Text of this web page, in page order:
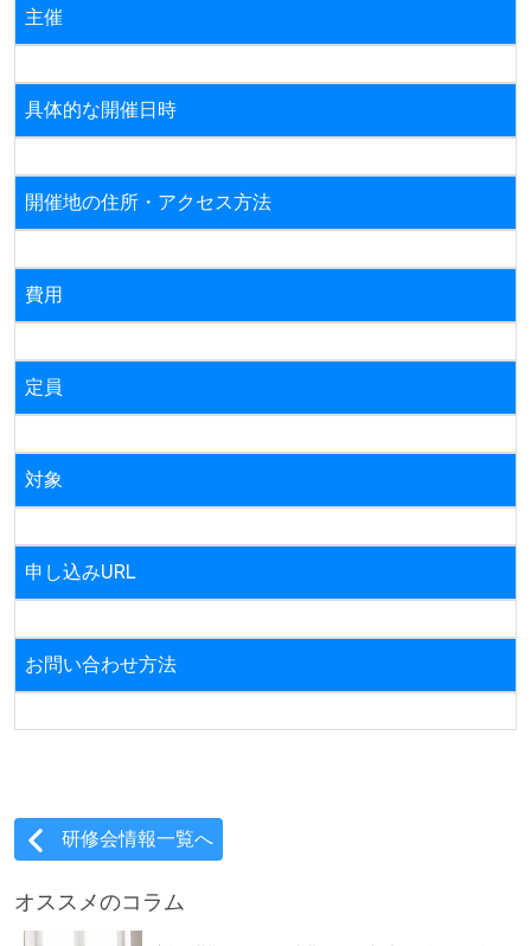
主催
具体的な開催日時
開催地の住所・アクセス方法
費用
定員
対象
申し込みURL
お問い合わせ方法
研修会情報一覧へ
オススメのコラム